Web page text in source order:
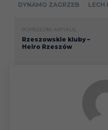
DYNAMO ZAGRZEB
LECH
POPRZEDNI ARTYKUŁ
Rzeszowskie kluby –
Heiro Rzeszów